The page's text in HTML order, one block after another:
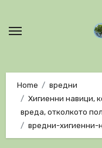
Home
вредни
Хигиенни навици,
вреда, отколкото
вредни-хигиенни-